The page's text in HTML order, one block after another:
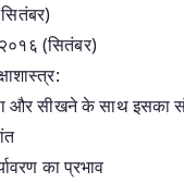
(सितंबर)
और सीखने के साथ इसका
का प्रभाव